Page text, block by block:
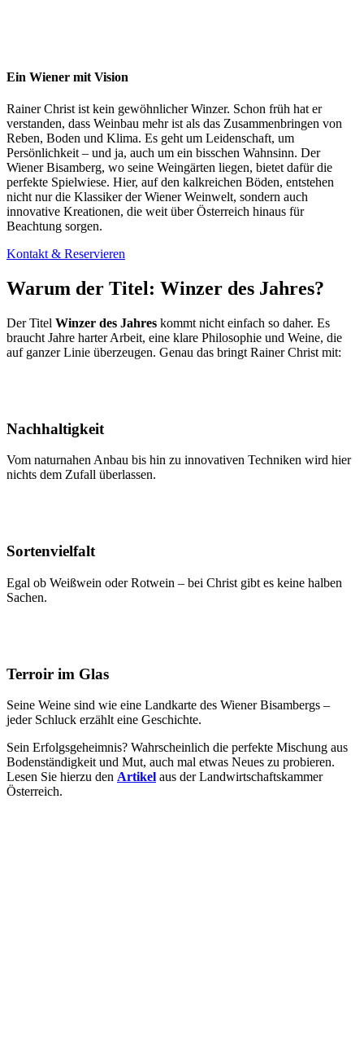
Ein Wiener mit Vision
Rainer Christ ist kein gewöhnlicher Winzer. Schon früh hat er
verstanden, dass Weinbau mehr ist als das Zusammenbringen von
Reben, Boden und Klima. Es geht um Leidenschaft, um
Persönlichkeit – und ja, auch um ein bisschen Wahnsinn. Der
Wiener Bisamberg, wo seine Weingärten liegen, bietet dafür die
perfekte Spielwiese. Hier, auf den kalkreichen Böden, entstehen
nicht nur die Klassiker der Wiener Weinwelt, sondern auch
innovative Kreationen, die weit über Österreich hinaus für
Beachtung sorgen.
Kontakt & Reservieren
Warum der Titel: Winzer des Jahres?
Der Titel Winzer des Jahres kommt nicht einfach so daher. Es
braucht Jahre harter Arbeit, eine klare Philosophie und Weine, die
auf ganzer Linie überzeugen. Genau das bringt Rainer Christ mit:
Nachhaltigkeit
Vom naturnahen Anbau bis hin zu innovativen Techniken wird hier
nichts dem Zufall überlassen.
Sortenvielfalt
Egal ob Weißwein oder Rotwein – bei Christ gibt es keine halben
Sachen.
Terroir im Glas
Seine Weine sind wie eine Landkarte des Wiener Bisambergs –
jeder Schluck erzählt eine Geschichte.
Sein Erfolgsgeheimnis? Wahrscheinlich die perfekte Mischung aus
Bodenständigkeit und Mut, auch mal etwas Neues zu probieren.
Lesen Sie hierzu den Artikel aus der Landwirtschaftskammer
Österreich.